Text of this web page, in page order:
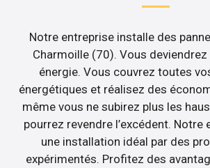
Notre entreprise installe des
Charmoille (70). Vous
énergie. Vous couvrez toutes
énergétiques et réalisez des
même vous ne subirez plus les
pourrez revendre l’excédent.
une installation idéal par des
expérimentés. Profitez des